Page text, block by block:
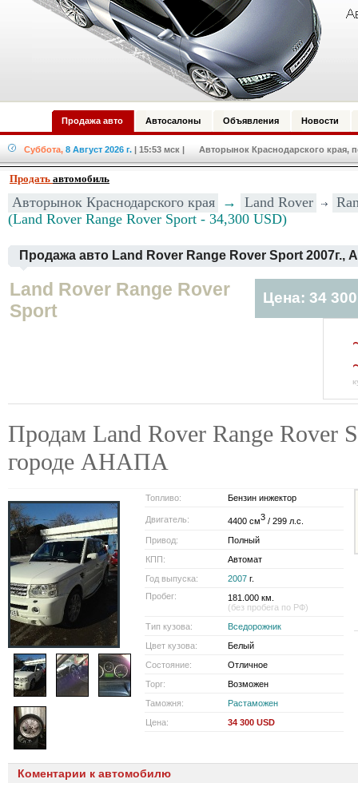
Продажа авто Автосалоны Объявления Новости
Суббота, 8 Август 2026 г. | 15:53 мск | Авторынок Краснодарского края,
Продать автомобиль
Авторынок Краснодарского края → Land Rover
(Land Rover Range Rover Sport - 34,300 USD)
Продажа авто Land Rover Range Rover Sport 2007г.,
Land Rover Range Rover
Sport
Цена: 34
Продам Land Rover Range Rover
городе АНАПА
Топливо: Бензин инжектор
Двигатель: 4400 см3 / 299 л.с.
Привод:
Полный
КПП:
Автомат
Год выпуска:
2007 г.
Пробег:
181.000 км.
(без пробега по РФ)
Тип кузова:
Вседорожник
Цвет кузова:
Белый
Состояние:
Отличное
Торг:
Возможен
Таможня:
Растаможен
Цена:
34 300 USD
Коментарии к автомобилю